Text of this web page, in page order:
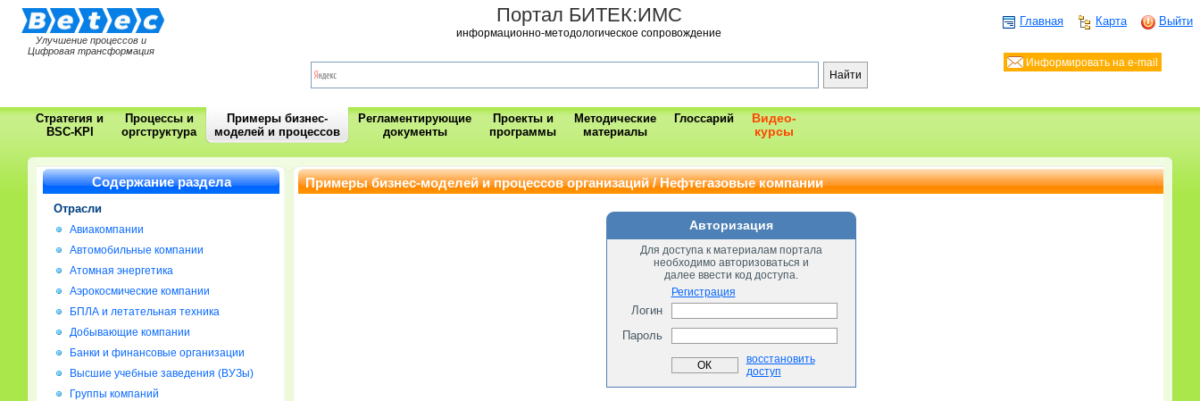
Улучшение процессов и
Цифровая трансформация
Портал БИТЕК:ИМС
информационно-методологическое сопровождение
Главная Карта Выйти
Информировать на e-mail
Стратегия и
BSC-KPI
Процессы и
оргструктура
Примеры бизнес-
моделей и процессов
Регламентирующие
документы
Проекты и
программы
Методические
материалы
Глоссарий
Видео-
курсы
Содержание раздела
Отрасли
Авиакомпании
Автомобильные компании
Атомная энергетика
Аэрокосмические компании
БПЛА и летательная техника
Добывающие компании
Банки и финансовые организации
Высшие учебные заведения (ВУЗы)
Группы компаний
Примеры бизнес-моделей и процессов организаций / Нефтегазовые компании
Авторизация
Для доступа к материалам портала
необходимо авторизоваться и
далее ввести код доступа.
Регистрация
Логин
Пароль
восстановить
доступ